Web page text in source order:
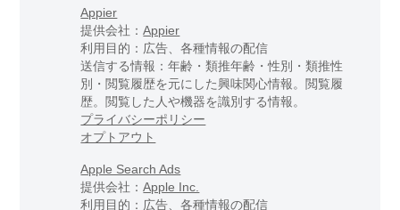
Appier
提供会社：Appier
利用目的：広告、各種情報の配信
送信する情報：年齢・類推年齢・性別・類推性
別・閲覧履歴を元にした興味関心情報。閲覧履
歴。閲覧した人や機器を識別する情報。
プライバシーポリシー
オプトアウト
Apple Search Ads
提供会社：Apple Inc.
利用目的：広告、各種情報の配信